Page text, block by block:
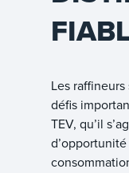
Les
défis
TEV, qu’il